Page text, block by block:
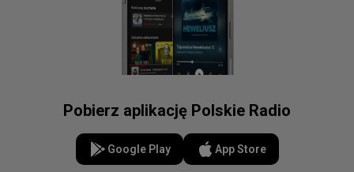
Pobierz aplikację Polskie Radio
Google Play App Store